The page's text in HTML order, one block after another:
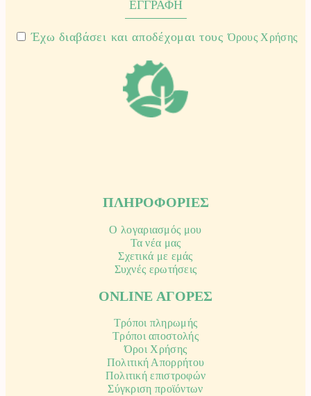
Έχω διαβάσει και αποδέχομαι τουςΌρους Χρήσης
ΠΛΗΡΟΦΟΡΙΕΣ
Ο λογαριασμός μου
Τα νέα μας
Σχετικά με εμάς
Συχνές ερωτήσεις
ONLINE ΑΓΟΡΕΣ
Τρόποι πληρωμής
Τρόποι αποστολής
Όροι Χρήσης
Πολιτική Απορρήτου
Πολιτική επιστροφών
Σύγκριση προϊόντων